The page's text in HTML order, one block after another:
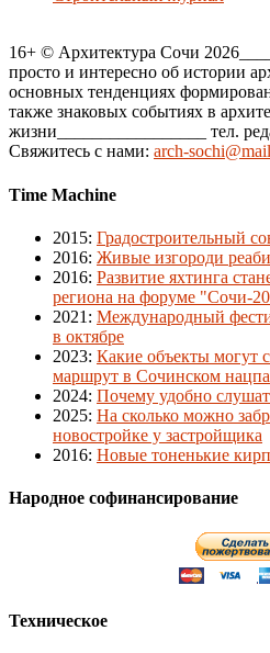
16+ © Архитектура Сочи
просто и интересно об истории
основных тенденциях
также знаковых событиях в
жизни_________________ тел.
Свяжитесь с нами: arch-
Time Machine
2015: Градостроительный
2016: Живые изгороди
2016: Развитие яхтинга
региона на форуме "Сочи-
2021 : Международный
в октябре
2023: Какие объекты могут
маршрут в Сочинском
2024: Почему удобно
2025: На сколько можно
новостройке у застройщика
2016: Новые тоненькие
Народное софинансирование
Техническое